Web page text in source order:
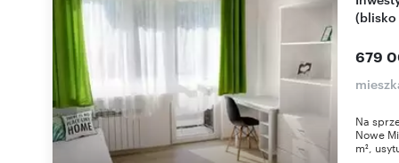
(blisko
679
Na
Nowe
m²,